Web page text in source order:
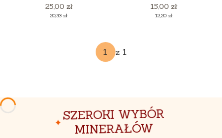
Cena
25,00 zł
Cena
20,33 zł
Cena
15,00 zł
Cena
12,20 zł
z 1
SZEROKI WYBÓR
MINERAŁÓW